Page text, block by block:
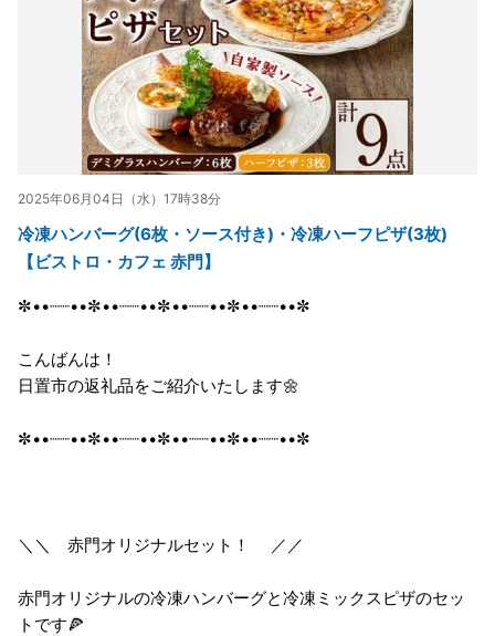
2025年06月04日（水）17時38分
冷凍ハンバーグ(6枚・ソース付き)・冷凍ハーフピザ(3枚)
【ビストロ・カフェ 赤門】
✼••┈┈••✼••┈┈••✼••┈┈••✼••┈┈••✼
こんばんは！
日置市の返礼品をご紹介いたします🌼
✼••┈┈••✼••┈┈••✼••┈┈••✼••┈┈••✼
＼＼ 赤門オリジナルセット！ ／／
赤門オリジナルの冷凍ハンバーグと冷凍ミックスピザのセッ
トです🍕